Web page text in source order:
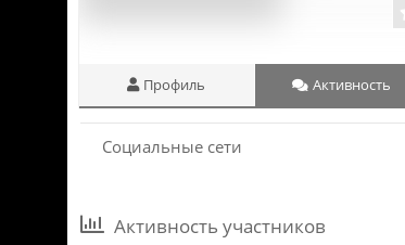
Профиль Активность
Социальные сети
Активность участников